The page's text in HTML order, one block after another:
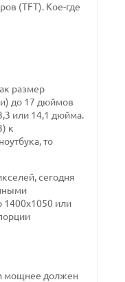
(TFT). Кое-где
размер
до 17 дюймов
или 14,1 дюйма.
к
то
сегодня
1400х1050 или
мощнее должен